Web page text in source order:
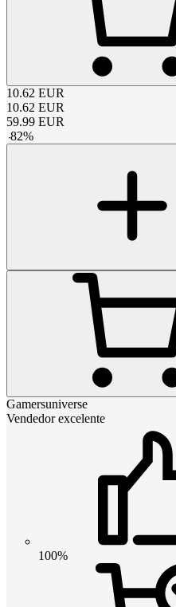
10.62 EUR
10.62 EUR
59.99 EUR
-82%
Gamersuniverse
Vendedor excelente
100%